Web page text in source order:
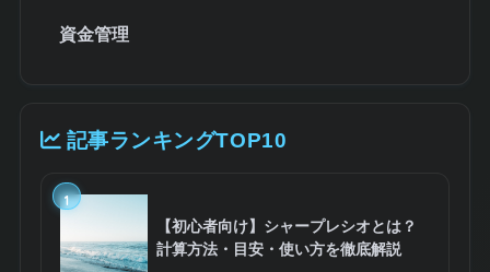
資金管理
記事ランキングTOP10
1
【初心者向け】シャープレシオとは？
計算方法・目安・使い方を徹底解説